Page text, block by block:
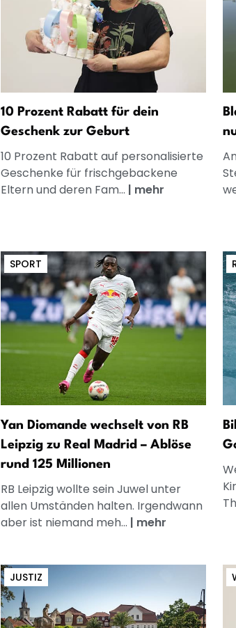
10 Prozent Rabatt für dein
Geschenk zur Geburt
10 Prozent Rabatt auf personalisierte
Geschenke für frischgebackene
Eltern und deren Fam... | mehr
SPORT
Yan Diomande wechselt von RB
Leipzig zu Real Madrid – Ablöse
rund 125 Millionen
RB Leipzig wollte sein Juwel unter
allen Umständen halten. Irgendwann
aber ist niemand meh... | mehr
JUSTIZ